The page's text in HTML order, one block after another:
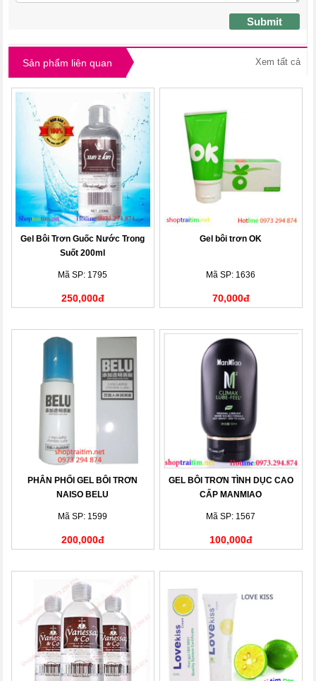
Submit
Sản phẩm liên quan Xem tất cả
Gel Bôi Trơn Guốc Nước Trong
Suốt 200ml
Mã SP: 1795
250,000đ
Gel bôi trơn OK
Mã SP: 1636
70,000đ
PHÂN PHỐI GEL BÔI TRƠN
NAISO BELU
Mã SP: 1599
200,000đ
GEL BÔI TRƠN TÌNH DỤC CAO
CẤP MANMIAO
Mã SP: 1567
100,000đ